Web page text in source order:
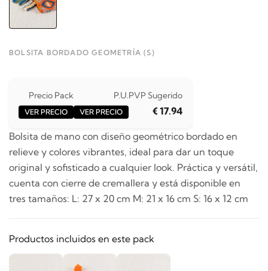
BOLSITA BORDADO GEOMETRÍA (S)
Precio Pack
VER PRECIO
P.U.
VER PRECIO
PVP Sugerido
€ 17.94
Bolsita de mano con diseño geométrico bordado en
relieve y colores vibrantes, ideal para dar un toque
original y sofisticado a cualquier look. Práctica y versátil,
cuenta con cierre de cremallera y está disponible en
tres tamaños: L: 27 x 20 cm M: 21 x 16 cm S: 16 x 12 cm
Productos incluidos en este pack